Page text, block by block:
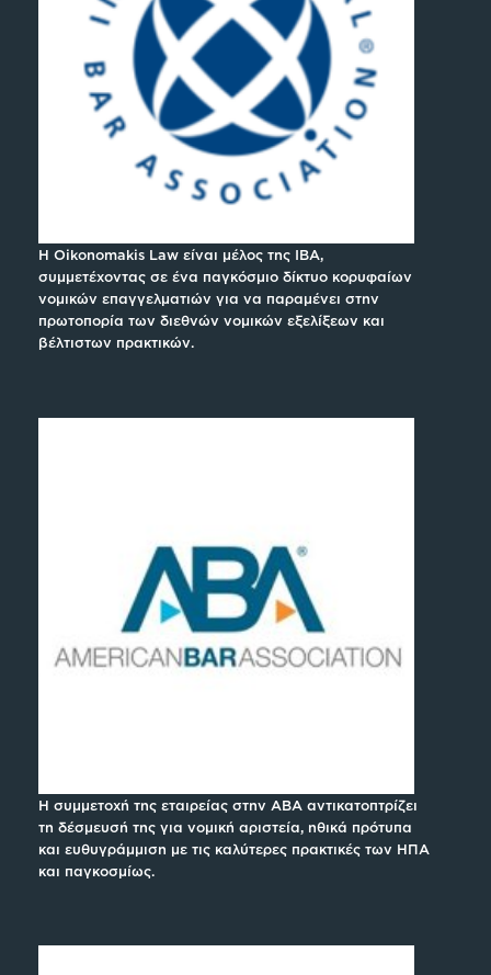
H Oikonomakis Law είναι μέλος της IBA,
συμμετέχοντας σε ένα παγκόσμιο δίκτυο κορυφαίων
νομικών επαγγελματιών για να παραμένει στην
πρωτοπορία των διεθνών νομικών εξελίξεων και
βέλτιστων πρακτικών.
Η συμμετοχή της εταιρείας στην ABA αντικατοπτρίζει
τη δέσμευσή της για νομική αριστεία, ηθικά πρότυπα
και ευθυγράμμιση με τις καλύτερες πρακτικές των ΗΠΑ
και παγκοσμίως.